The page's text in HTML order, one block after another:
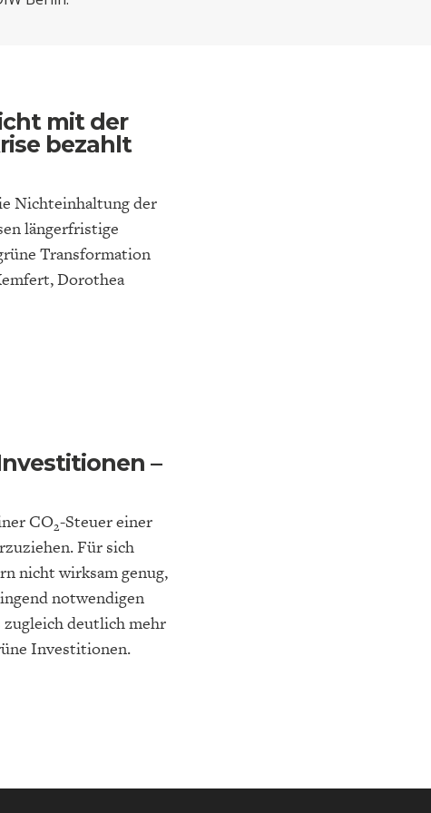
DIE NÄCHSTE STUFE DER
DEUTSCHEN VWL
mit der
bezahlt
Nichteinhaltung der
längerfristige
Transformation
Dorothea
–
CO2-Steuer einer
Für sich
nicht wirksam genug,
notwendigen
deutlich mehr
Investitionen.